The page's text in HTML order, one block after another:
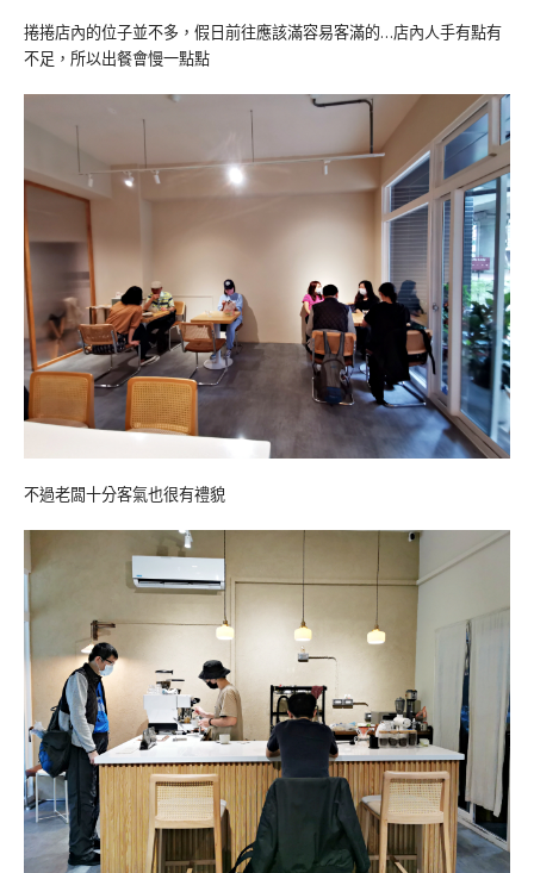
捲捲店內的位子並不多，假日前往應該滿容易客滿的…店內人手有點有
不足，所以出餐會慢一點點
不過老闆十分客氣也很有禮貌